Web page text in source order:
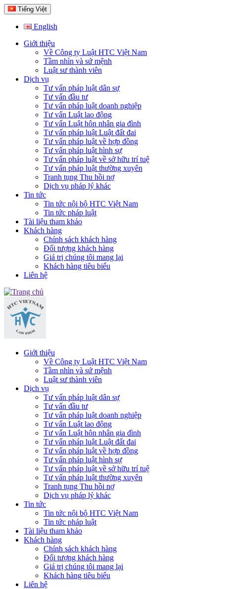
Tiếng Việt
English
Giới thiệu
Về Công ty Luật HTC Việt Nam
Tầm nhìn và sứ mệnh
Luật sư thành viên
Dịch vụ
Tư vấn pháp luật dân sự
Tư vấn đầu tư
Tư vấn pháp luật doanh nghiệp
Tư vấn Luật lao động
Tư vấn Luật hôn nhân gia đình
Tư vấn pháp luật Luật đất đai
Tư vấn pháp luật về hợp đồng
Tư vấn pháp luật hình sự
Tư vấn pháp luật về sở hữu trí tuệ
Tư vấn pháp luật thường xuyên
Tranh tụng Thu hồi nợ
Dịch vụ pháp lý khác
Tin tức
Tin tức nội bộ HTC Việt Nam
Tin tức pháp luật
Tài liệu tham khảo
Khách hàng
Chính sách khách hàng
Đối tượng khách hàng
Giá trị chúng tôi mang lại
Khách hàng tiêu biểu
Liên hệ
Giới thiệu
Về Công ty Luật HTC Việt Nam
Tầm nhìn và sứ mệnh
Luật sư thành viên
Dịch vụ
Tư vấn pháp luật dân sự
Tư vấn đầu tư
Tư vấn pháp luật doanh nghiệp
Tư vấn Luật lao động
Tư vấn Luật hôn nhân gia đình
Tư vấn pháp luật Luật đất đai
Tư vấn pháp luật về hợp đồng
Tư vấn pháp luật hình sự
Tư vấn pháp luật về sở hữu trí tuệ
Tư vấn pháp luật thường xuyên
Tranh tụng Thu hồi nợ
Dịch vụ pháp lý khác
Tin tức
Tin tức nội bộ HTC Việt Nam
Tin tức pháp luật
Tài liệu tham khảo
Khách hàng
Chính sách khách hàng
Đối tượng khách hàng
Giá trị chúng tôi mang lại
Khách hàng tiêu biểu
Liên hệ